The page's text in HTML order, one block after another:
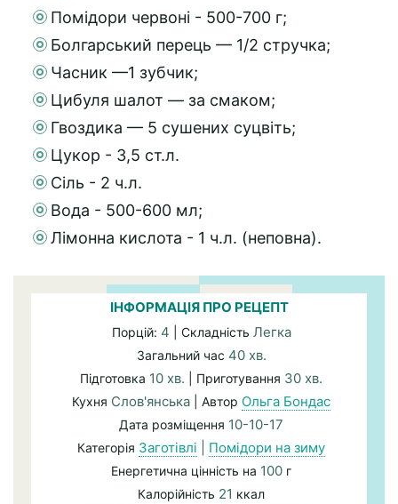
Помідори червоні - 500-700 г;
Болгарський перець — 1/2 стручка;
Часник —1 зубчик;
Цибуля шалот — за смаком;
Гвоздика — 5 сушених суцвіть;
Цукор - 3,5 ст.л.
Сіль - 2 ч.л.
Вода - 500-600 мл;
Лімонна кислота - 1 ч.л. (неповна).
ІНФОРМАЦІЯ ПРО РЕЦЕПТ
Порцій: 4 | Складність Легка
Загальний час 40 хв.
Підготовка 10 хв. | Приготування 30 хв.
Кухня Слов'янська | Автор Ольга Бондас
Дата розміщення 10-10-17
Категорія Заготівлі Помідори на зиму
Енергетична цінність на 100 г
Калорійність 21 ккал